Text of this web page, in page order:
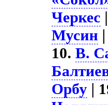
Черкес
Мусин
10.В.
Орбу |